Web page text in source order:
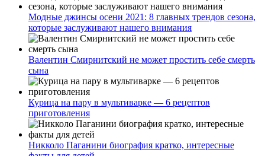
Модные джинсы осени 2021: 8 главных трендов сезона,
которые заслуживают нашего внимания
Валентин Смирнитский не может простить себе смерть
сына
Курица на пару в мультиварке — 6 рецептов
приготовления
Никколо Паганини биография кратко, интересные